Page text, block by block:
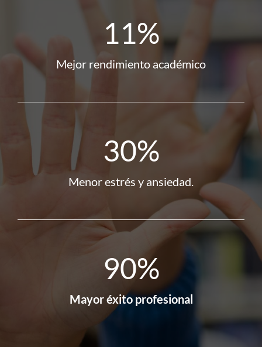
11%
Mejor rendimiento académico
30%
Menor estrés y ansiedad.
90%
Mayor éxito profesional